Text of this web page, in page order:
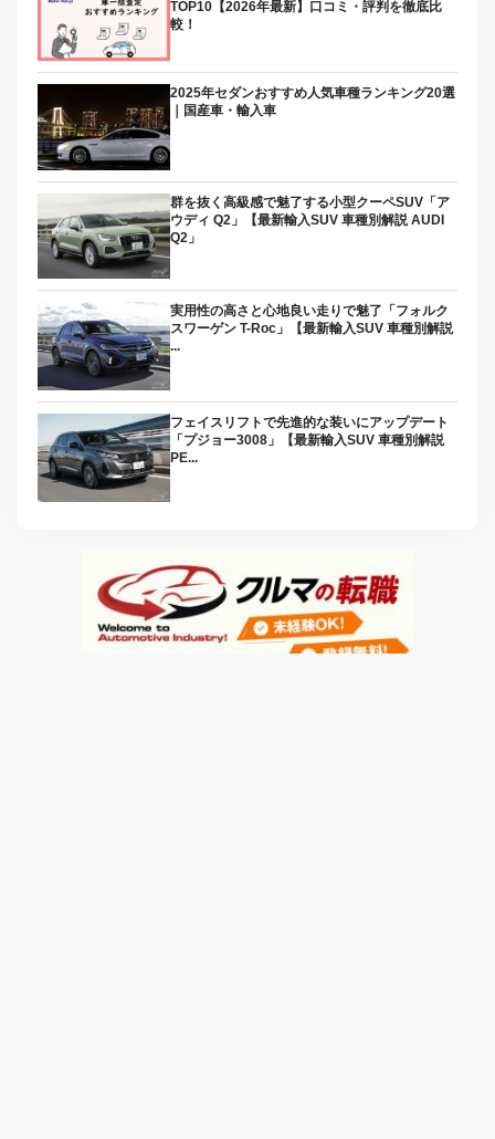
TOP10【2026年最新】口コミ・評判を徹底比
較！
2025年セダンおすすめ人気車種ランキング20選
｜国産車・輸入車
群を抜く高級感で魅了する小型クーペSUV「ア
ウディ Q2」【最新輸入SUV 車種別解説 AUDI
Q2」
実用性の高さと心地良い走りで魅了「フォルク
スワーゲン T-Roc」【最新輸入SUV 車種別解説
...
フェイスリフトで先進的な装いにアップデート
「プジョー3008」【最新輸入SUV 車種別解説
PE...